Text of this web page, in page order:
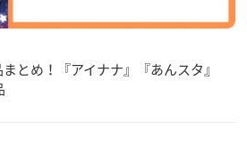
とめ！『アイナナ』『あんスタ』